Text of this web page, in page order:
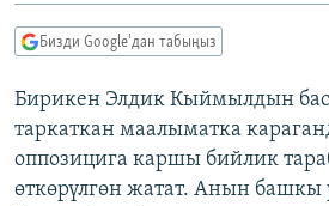
ДАНИСТЕ
АЗАТТЫК+
ОНЛАЙН ШЕРИНЕ
Бизди Google'дан табыңыз
Бирикен Элдик Кыймылдын
таркаткан маалыматка
оппозицига каршы бийлик
өткөрүлгөн жатат. Анын башкы